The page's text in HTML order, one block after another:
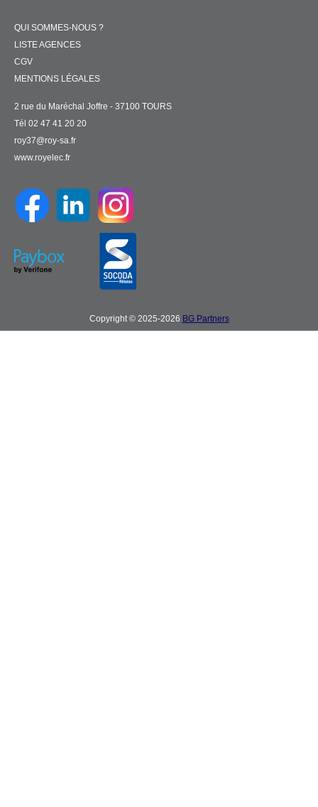
QUI SOMMES-NOUS ?
LISTE AGENCES
CGV
MENTIONS LÉGALES
2 rue du Maréchal Joffre - 37100 TOURS
Tél 02 47 41 20 20
roy37@roy-sa.fr
www.royelec.fr
Copyright © 2025-2026 BG Partners